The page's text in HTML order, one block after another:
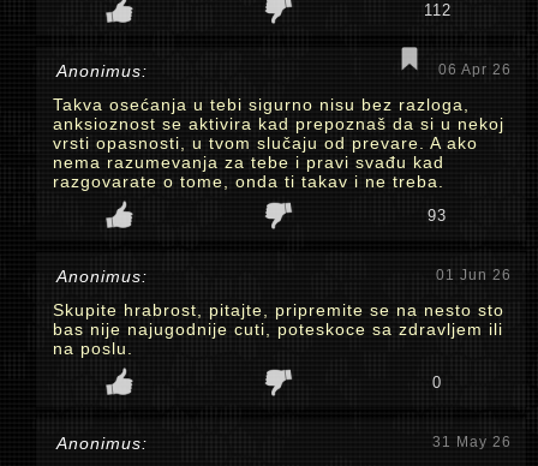
112
Anonimus: 06 Apr 26
Takva osećanja u tebi sigurno nisu bez razloga,
anksioznost se aktivira kad prepoznaš da si u nekoj
vrsti opasnosti, u tvom slučaju od prevare. A ako
nema razumevanja za tebe i pravi svađu kad
razgovarate o tome, onda ti takav i ne treba.
93
Anonimus: 01 Jun 26
Skupite hrabrost, pitajte, pripremite se na nesto sto
bas nije najugodnije cuti, poteskoce sa zdravljem ili
na poslu.
0
Anonimus: 31 May 26